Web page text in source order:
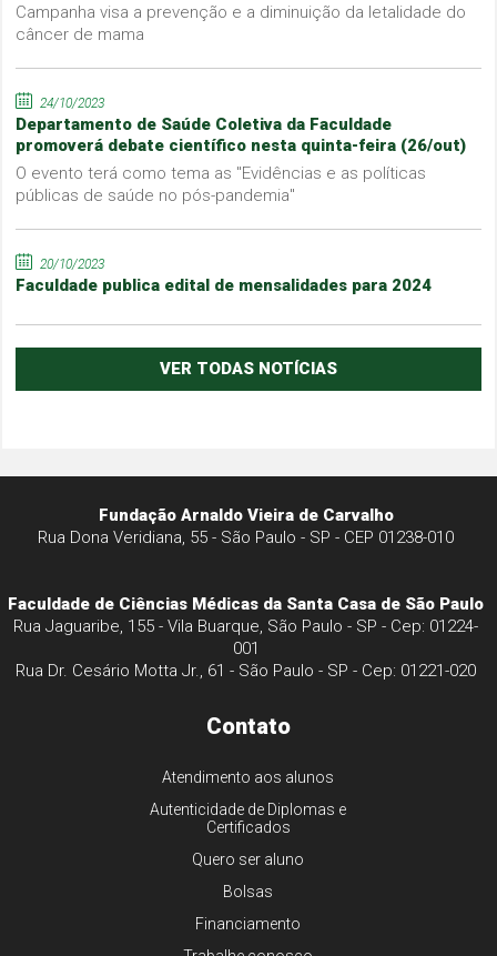
Campanha visa a prevenção e a diminuição da letalidade do
câncer de mama
24/10/2023
Departamento de Saúde Coletiva da Faculdade
promoverá debate científico nesta quinta-feira (26/out)
O evento terá como tema as "Evidências e as políticas
públicas de saúde no pós-pandemia"
20/10/2023
Faculdade publica edital de mensalidades para 2024
VER TODAS NOTÍCIAS
Fundação Arnaldo Vieira de Carvalho
Rua Dona Veridiana, 55 - São Paulo - SP - CEP 01238-010
Faculdade de Ciências Médicas da Santa Casa de São Paulo
Rua Jaguaribe, 155 - Vila Buarque, São Paulo - SP - Cep: 01224-
001
Rua Dr. Cesário Motta Jr., 61 - São Paulo - SP - Cep: 01221-020
Contato
Atendimento aos alunos
Autenticidade de Diplomas e
Certificados
Quero ser aluno
Bolsas
Financiamento